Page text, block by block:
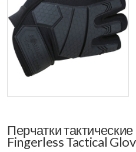
Перчатки
Fingerless Tactical